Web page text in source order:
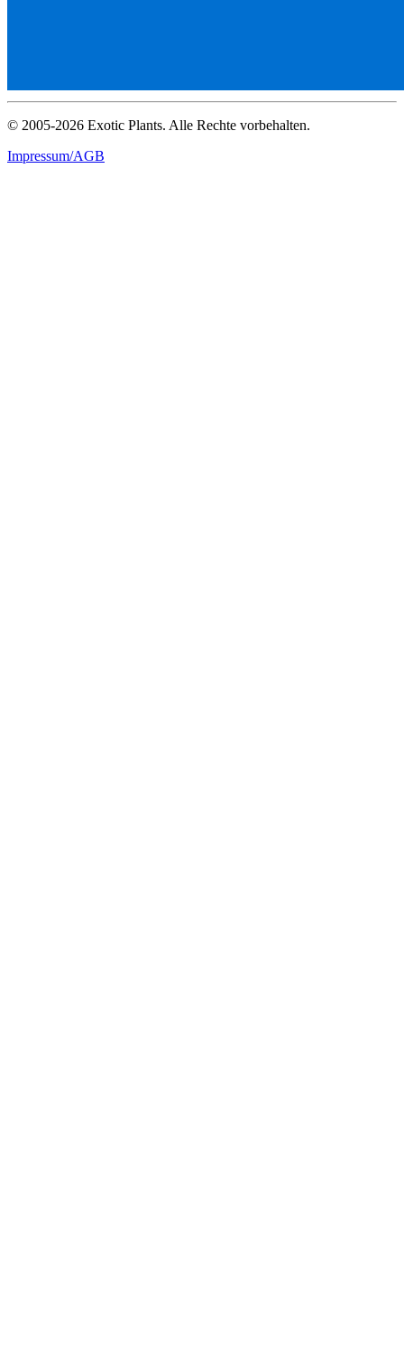
© 2005-2026 Exotic Plants. Alle Rechte vorbehalten.
Impressum/AGB